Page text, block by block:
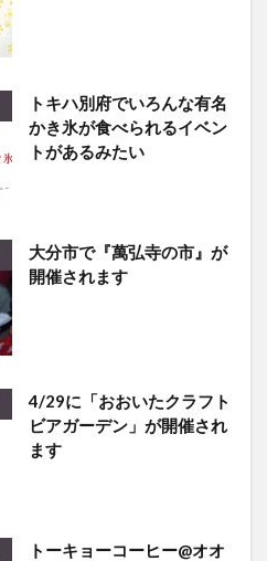
トキハ別府でいろんな有名
かき氷が食べられるイベン
トがあるみたい
大分市で『萬弘寺の市』が
開催されます
4/29に「おおいたクラフト
ビアガーデン」が開催され
ます
トーキョーコーヒー@オオ